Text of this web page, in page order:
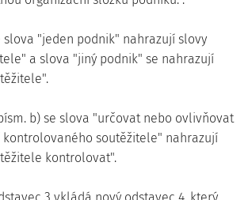
slova "jeden podnik" nahrazují slovy
a slova "jiný podnik" se nahrazují
písm. b) se slova "určovat nebo ovlivňovat
kontrolovaného soutěžitele" nahrazují
kontrolovat".